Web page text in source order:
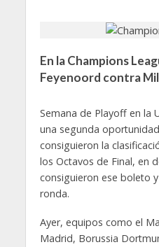
En la Champions
Feyenoord contra
Semana de Playoff en la
una segunda
consiguieron la
los Octavos de Final, en
consiguieron ese boleto
ronda.
Ayer, equipos como el
Madrid, Borussia